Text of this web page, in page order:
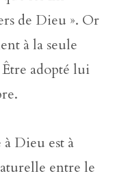
de Dieu ». Or
à la seule
adopté lui
Dieu est à
entre le